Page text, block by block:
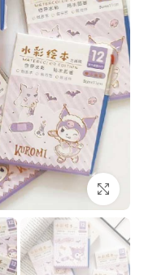
بزرگنمایی تصویر